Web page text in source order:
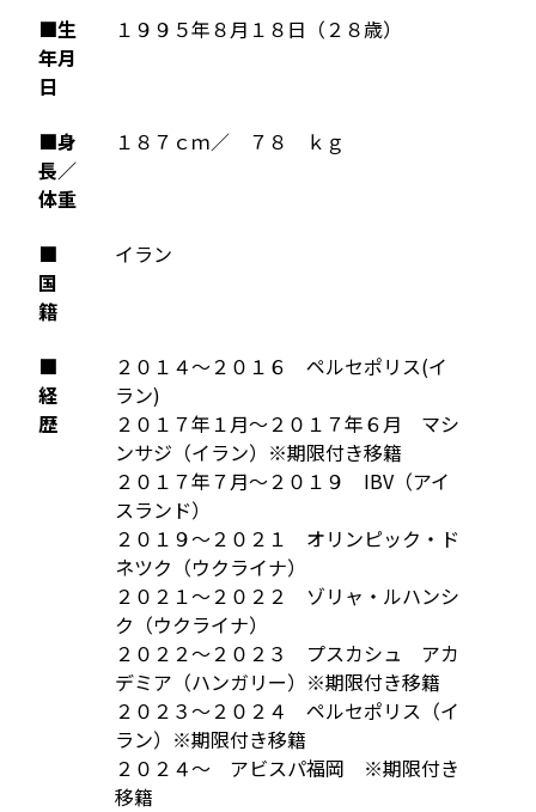
■生
年月
日
１９９５年８月１８日（２８歳）
■身
長／
体重
１８７ｃｍ／ ７８ ｋｇ
■
国
籍
イラン
■
経
歴
２０１４～２０１６ ペルセポリス(イ
ラン)
２０１７年１月～２０１７年６月 マシ
ンサジ（イラン）※期限付き移籍
２０１７年７月～２０１９ IBV（アイ
スランド）
２０１９～２０２１ オリンピック・ド
ネツク（ウクライナ）
２０２１～２０２２ ゾリャ・ルハンシ
ク（ウクライナ）
２０２２～２０２３ プスカシュ アカ
デミア（ハンガリー）※期限付き移籍
２０２３～２０２４ ペルセポリス（イ
ラン）※期限付き移籍
２０２４～ アビスパ福岡 ※期限付き
移籍